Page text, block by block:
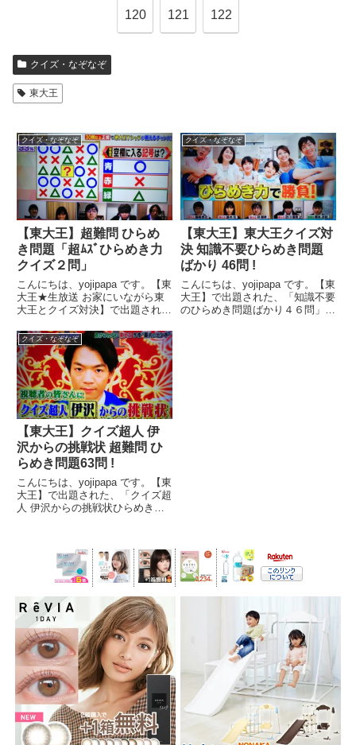
120 121 122
クイズ・なぞなぞ
東大王
クイズ・なぞなぞ
【東大王】超難問 ひらめ
き問題「超ﾑｽﾞひらめき力
クイズ２問」
こんにちは、yojipapa です。【東
大王★生放送 お家にいながら東
大王とクイズ対決】で出題され
問」を紹介します。さすがの東大
王も４０秒の回答時間では大苦戦
の超難問です。番組名東大王★生
放送2時間!あなたは東...
クイズ・なぞなぞ
【東大王】東大王クイズ対
決 知識不要ひらめき問題
ばかり 46問 !
こんにちは、yojipapa です。【東
大王】で出題された、「知識不要
のひらめき問題ばかり４６問」を
クイズ・なぞなぞ
【東大王】クイズ超人 伊
沢からの挑戦状 超難問 ひ
らめき問題63問 !
こんにちは、yojipapa です。【東
大王】で出題された、「クイズ超
人 伊沢からの挑戦状ひらめき問
(^ - ^出演者【司会】ヒロミ、山
里亮太(南海キャンディーズ)【解
説】伊沢拓司...